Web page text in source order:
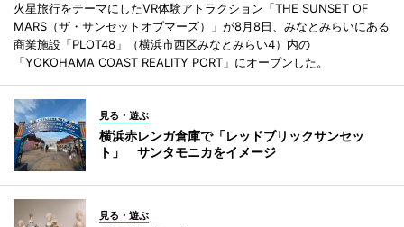
火星旅行をテーマにしたVR体験アトラクション「THE SUNSET OF
MARS（ザ・サンセットオブマーズ）」が8月8日、みなとみらいにある
商業施設「PLOT48」（横浜市西区みなとみらい4）内の
「YOKOHAMA COAST REALITY PORT」にオープンした。
見る・遊ぶ
横浜赤レンガ倉庫で「レッドブリックサンセッ
ト」 サンタモニカをイメージ
見る・遊ぶ